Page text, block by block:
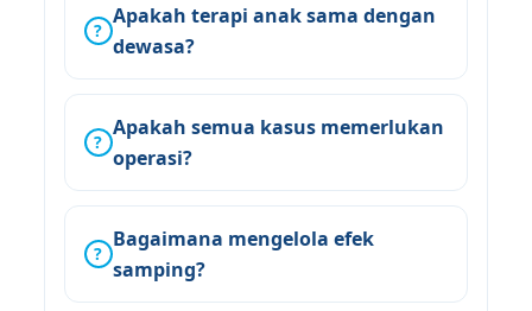
?
Apakah terapi anak sama dengan
dewasa?
?
Apakah semua kasus memerlukan
operasi?
?
Bagaimana mengelola efek
samping?